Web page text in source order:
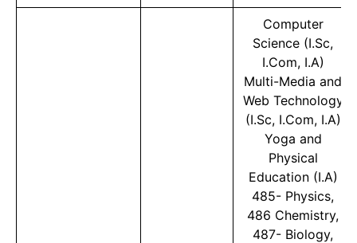
Computer
Science (I.Sc,
I.Com, I.A)
Multi-Media and
Web Technology
(I.Sc, I.Com, I.A)
Yoga and
Physical
Education (I.A)
485- Physics,
486 Chemistry,
487- Biology,